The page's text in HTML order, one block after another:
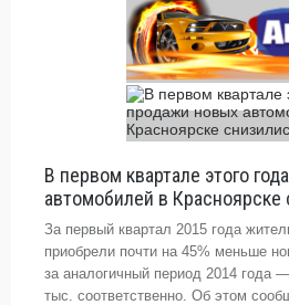
В первом квартале этого
автомобилей в Красноярске
За первый квартал 2015 года
приобрели почти на 45% меньше
за аналогичный период 2014 года
тыс. соответственно. Об этом